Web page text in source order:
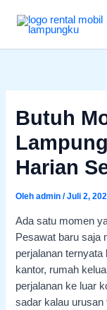
Butuh
Harian
Olehadmin/Juli 2,
Ada satu momen
Pesawat baru saja
perjalanan
kantor, rumah
perjalanan ke luar
sadar kalau